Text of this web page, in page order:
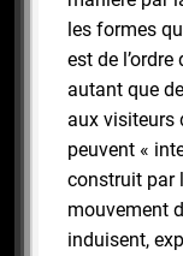
les formes
est de
autant que
aux visiteurs
peuvent «
construit par
mouvement
induisent,